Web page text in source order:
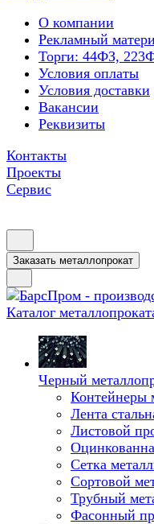
О компании
Рекламный
Торги: 44ФЗ,
Условия оплаты
Условия доставки
Вакансии
Реквизиты
Контакты
Проекты
Сервис
Заказать металлопрокат
Каталог
Черный
Контейнеры
Лента
Листовой
Сетка
Сортовой
Трубный
Фасонный